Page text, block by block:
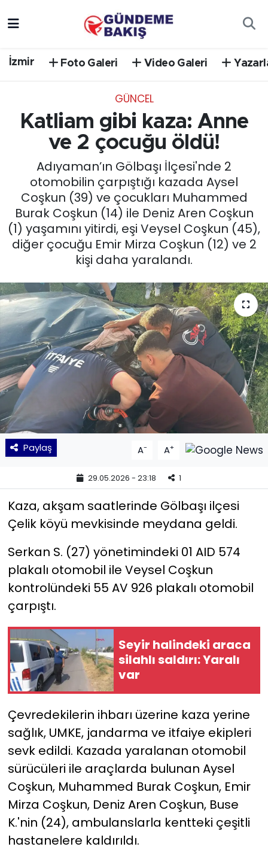
İzmir Foto Galeri Video Galeri
GÜNCEL
Katliam gibi kaza: Anne
ve 2 çocuğu öldü!
Adıyaman’ın Gölbaşı İlçesi'nde 2
otomobilin çarpıştığı kazada Aysel
Coşkun (39) ve çocukları Muhammed
Burak Coşkun (14) ile Deniz Aren Coşkun
(1) yaşamını yitirdi, eşi Veysel Coşkun (45),
diğer çocuğu Emir Mirza Coşkun (12) ve 2
kişi daha yaralandı.
Paylaş A- A+
29.05.2026 - 23:18 1
Kaza, akşam saatlerinde Gölbaşı ilçesi
Çelik köyü mevkisinde meydana geldi.
Serkan S. (27) yönetimindeki 01 AID 574
plakalı otomobil ile Veysel Coşkun
kontrolündeki 55 AV 926 plakalı otomobil
çarpıştı.
Seyir halindeki araca
silahlı saldırı: Yaralı
var
Çevredekilerin ihbarı üzerine kaza yerine
sağlık, UMKE, jandarma ve itfaiye ekipleri
sevk edildi. Kazada yaralanan otomobil
sürücüleri ile araçlarda bulunan Aysel
Coşkun, Muhammed Burak Coşkun, Emir
Mirza Coşkun, Deniz Aren Coşkun, Buse
K.'nin (24), ambulanslarla kentteki çeşitli
hastanelere kaldırıldı.
EGE
EĞİTİM
EKONOMİ
English News
KÜLTÜR SANAT
MAGAZİN
POLİTİKA
Siyaset
SPOR
TEKNOLOJİ
Yaşam
YEREL POLİTİKA
YEREL YÖNETİMLER
Yurt
Süper Lig Puan Durumu ve Fikstür
Tüm Manşetler
Son Dakika Haberleri
Haber Arşivi